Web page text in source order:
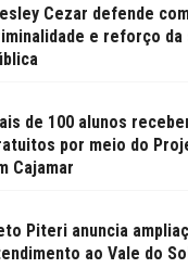
Cezar defende
e reforço da
de 100 alunos
por meio do
Cajamar
Piteri anuncia
ao Vale do